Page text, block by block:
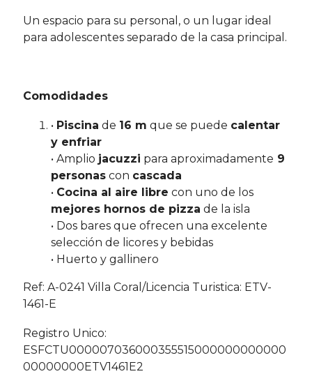
Un espacio para su personal, o un lugar ideal
para adolescentes separado de la casa principal.
Comodidades
• Piscina de 16 m que se puede calentar
y enfriar
• Amplio jacuzzi para aproximadamente 9
personas con cascada
• Cocina al aire libre con uno de los
mejores hornos de pizza de la isla
• Dos bares que ofrecen una excelente
selección de licores y bebidas
• Huerto y gallinero
Ref: A-0241 Villa Coral/Licencia Turistica: ETV-
1461-E
Registro Unico:
ESFCTU000007036000355515000000000000
00000000ETV1461E2